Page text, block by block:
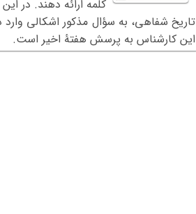
کلمه ارائه دهند. در
تاریخ شفاهی، به سؤال مذکور اشکالی
این کارشناس به پرسش هفتۀ اخیر است.